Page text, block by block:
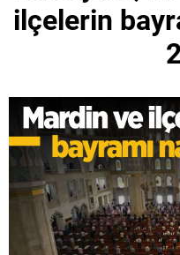
ilçelerin